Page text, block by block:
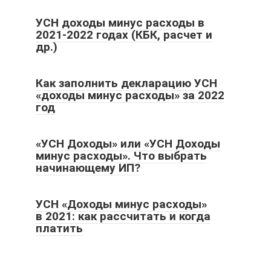
УСН доходы минус расходы в
2021-2022 годах (КБК, расчет и
др.)
Как заполнить декларацию УСН
«доходы минус расходы» за 2022
год
«УСН Доходы» или «УСН Доходы
минус расходы». Что выбрать
начинающему ИП?
УСН «Доходы минус расходы»
в 2021: как рассчитать и когда
платить